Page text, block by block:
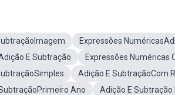
Expressões
E Subtração
Expressões Numéricas
Adição E SubtraçãoCom
Ano
Adição E